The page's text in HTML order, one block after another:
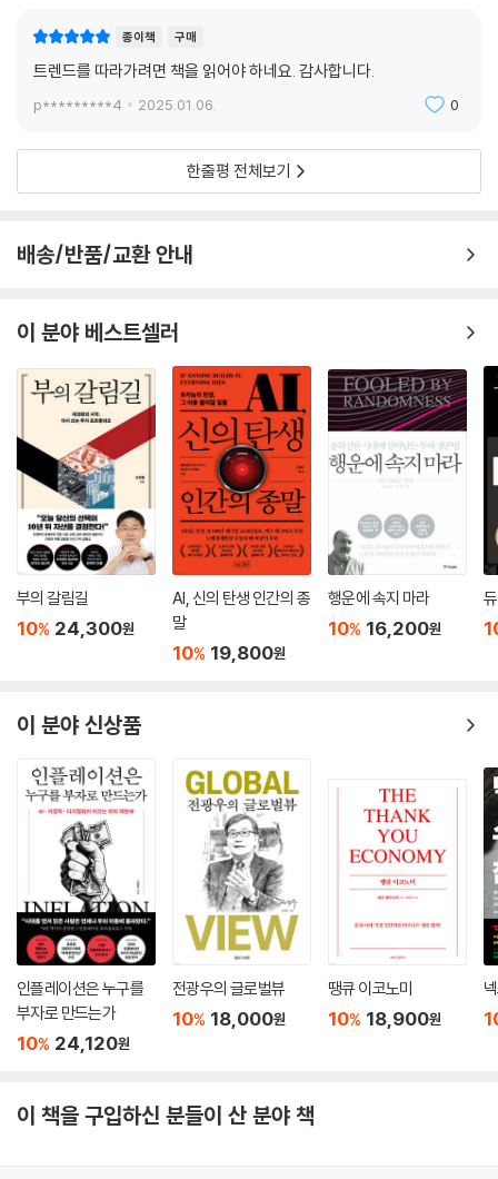
종이책 구매
트렌드를 따라가려면 책을 읽어야 하네요. 감사합니다.
p*********4 2025.01.06. 0
한줄평 전체보기
배송/반품/교환 안내
이 분야 베스트셀러
부의 갈림길
10% 24,300원
AI, 신의 탄생 인간의 종
말
10% 19,800원
행운에 속지 마라
10% 16,200원
이 분야 신상품
인플레이션은 누구를
부자로 만드는가
10% 24,120원
전광우의 글로벌뷰
10% 18,000원
땡큐 이코노미
10% 18,900원
이 책을 구입하신 분들이 산 분야 책